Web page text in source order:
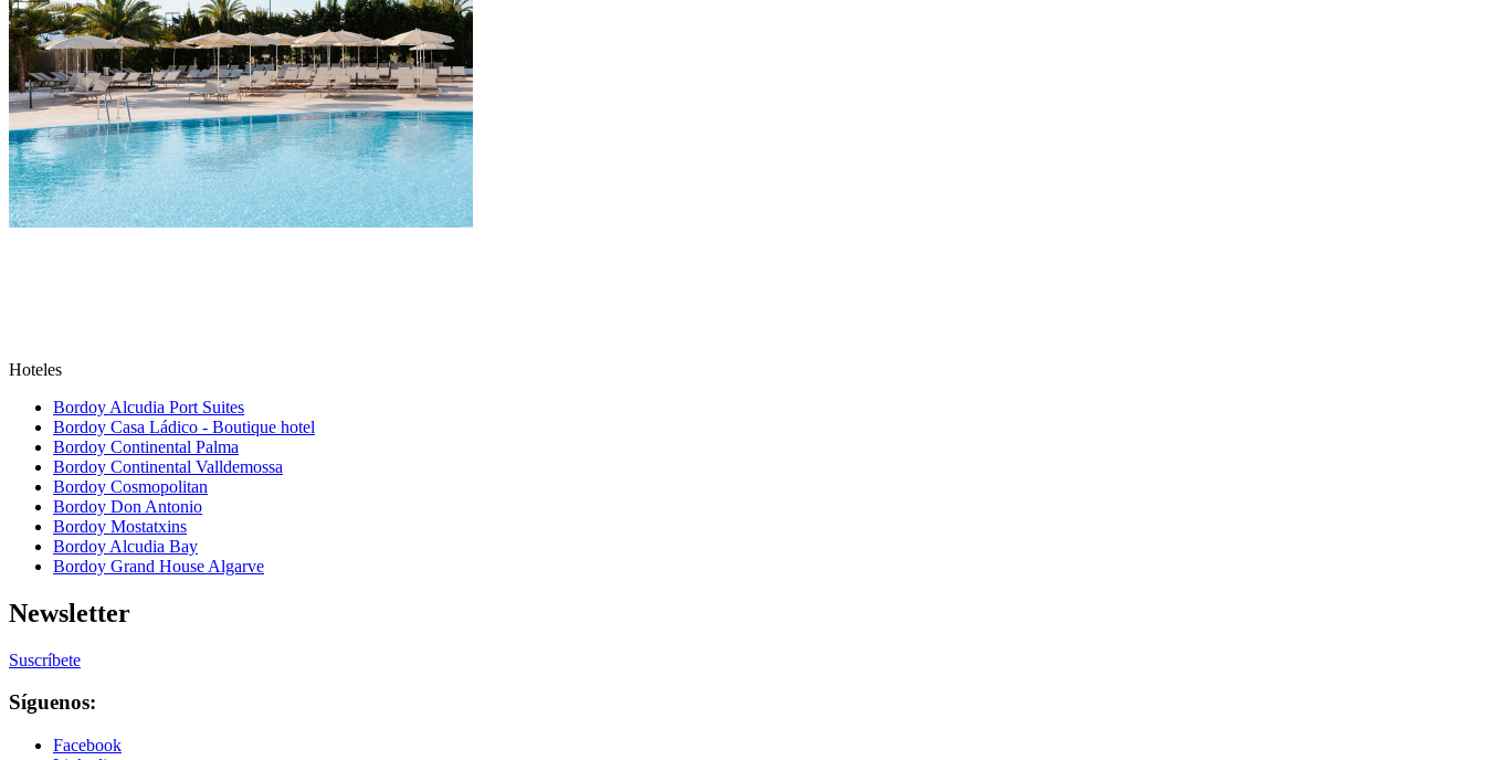
Hoteles
Bordoy Alcudia Port Suites
Bordoy Casa Ládico - Boutique hotel
Bordoy Continental Palma
Bordoy Continental Valldemossa
Bordoy Cosmopolitan
Bordoy Don Antonio
Bordoy Mostatxins
Bordoy Alcudia Bay
Bordoy Grand House Algarve
Newsletter
Suscríbete
Síguenos:
Facebook